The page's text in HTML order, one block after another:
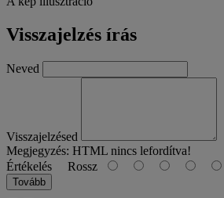
Visszajelzés írás
Neved
Visszajelzésed
Megjegyzés: HTML nincs lefordítva!
Értékelés Rossz
Tovább